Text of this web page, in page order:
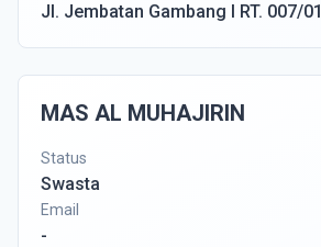
Jl. Jembatan Gambang I RT. 007/01
MAS AL MUHAJIRIN
Status
Swasta
Email
-